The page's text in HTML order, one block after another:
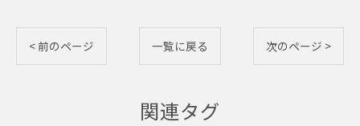
< 前のページ 一覧に戻る 次のページ >
関連タグ